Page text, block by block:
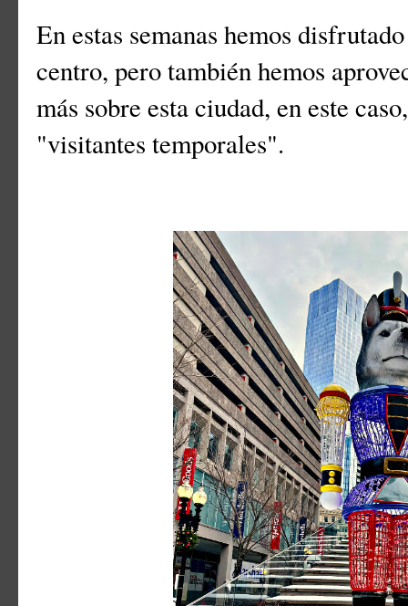
En estas semanas hemos
centro, pero también hemos
más sobre esta ciudad, en este
"visitantes temporales".